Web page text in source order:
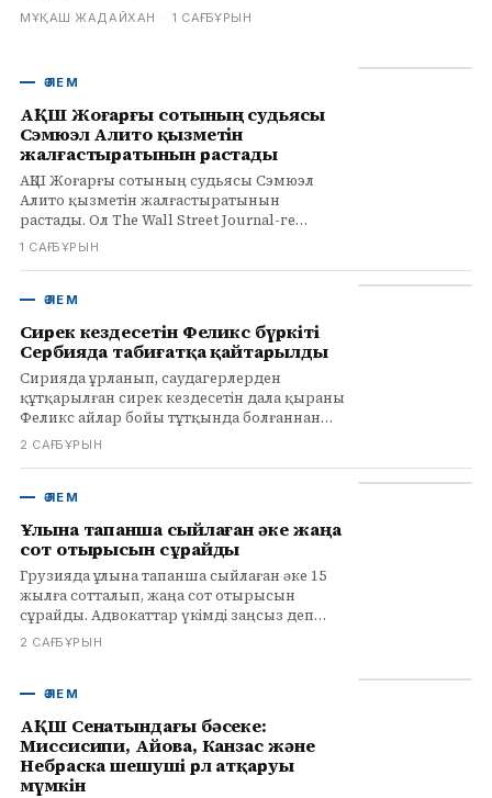
МҰҚАШ ЖАДАЙХАН · 1 САҒ БҰРЫН
ӘЛЕМ
АҚШ Жоғарғы сотының судьясы
Сэмюэл Алито қызметін
жалғастыратынын растады
АҚШ Жоғарғы сотының судьясы Сэмюэл
Алито қызметін жалғастыратынын
растады. Ол The Wall Street Journal-ге
берген сұхбатында тағы бір мерзімге
1 САҒ БҰРЫН
ӘЛЕМ
Сирек кездесетін Феликс бүркіті
Сербияда табиғатқа қайтарылды
Сирияда ұрланып, саудагерлерден
құтқарылған сирек кездесетін дала қыраны
Феликс айлар бойы тұтқында болғаннан
кейін Сербияда табиғатқа қайтарылды.
2 САҒ БҰРЫН
ӘЛЕМ
Ұлына тапанша сыйлаған әке жаңа
сот отырысын сұрайды
Грузияда ұлына тапанша сыйлаған әке 15
жылға сотталып, жаңа сот отырысын
сұрайды. Адвокаттар үкімді заңсыз деп
санайды.
2 САҒ БҰРЫН
ӘЛЕМ
АҚШ Сенатындағы бәсеке:
Миссисипи, Айова, Канзас және
Небраска шешуші рөл атқаруы
мүмкін